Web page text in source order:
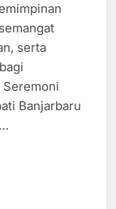
serta
Seremoni
Banjarbaru